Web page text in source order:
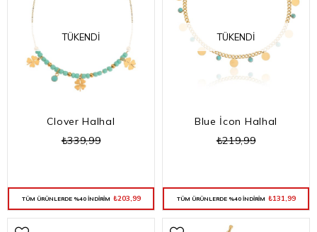
TÜKENDI
Clover Halhal
₺339,99
TÜM ÜRÜNLERDE %40 İNDİRİM ₺203,99
TÜKENDI
Blue İcon Halhal
₺219,99
TÜM ÜRÜNLERDE %40 İNDİRİM ₺131,99